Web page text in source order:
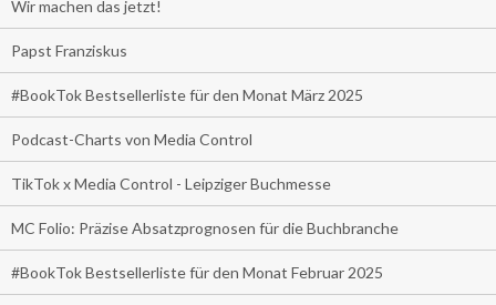
Wir machen das jetzt!
Papst Franziskus
#BookTok Bestsellerliste für den Monat März 2025
Podcast-Charts von Media Control
TikTok x Media Control - Leipziger Buchmesse
MC Folio: Präzise Absatzprognosen für die Buchbranche
#BookTok Bestsellerliste für den Monat Februar 2025